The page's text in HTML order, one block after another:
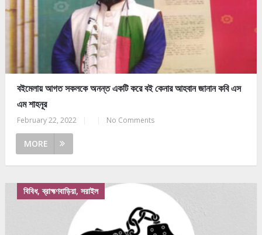
বইমেলায় আগত সকলকে অনন্ত একটি করে বই কেনার আহবান জানান কবি এস
এম শাহনূর
February 22, 2022 No Comments
MORE
বিবিধ, ব্রাহ্মণবাড়িয়া, সরাইল